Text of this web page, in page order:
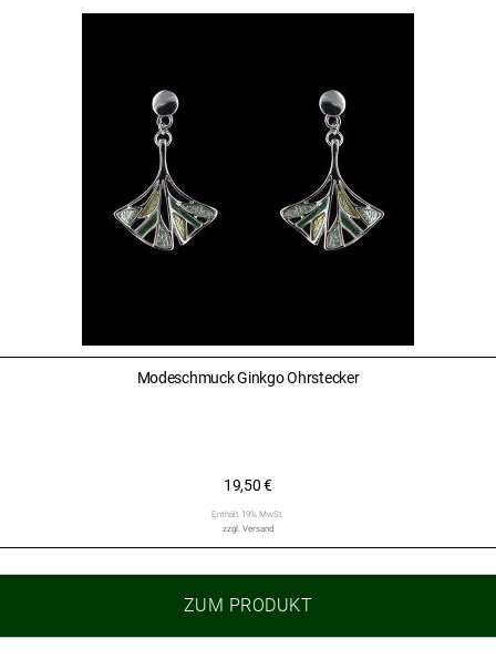
Modeschmuck Ginkgo Ohrstecker
19,50€
Enthält 19% MwSt.
zzgl. Versand
ZUM PRODUKT